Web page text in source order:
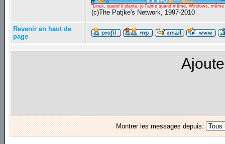
"Linux, quand il plante, je l'aime quand même, Windows,
(c)The Patjke's Network, 1997-2010
Revenir en haut de
page
Montrer les messages depuis: